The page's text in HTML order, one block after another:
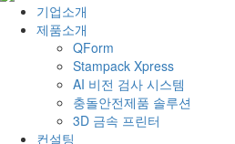
기업소개
제품소개
QForm
Stampack Xpress
AI 비전 검사 시스템
충돌안전제품 솔루션
3D 금속 프린터
컨설팅